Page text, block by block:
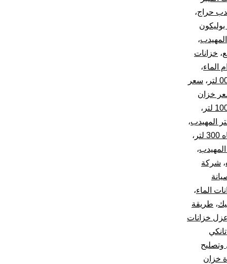
حراج،
،
، خزانات
الماء،
، سعر
خزان
،
،
،
،
، شركة
الماء،
، طريقة
خزانات
خزان